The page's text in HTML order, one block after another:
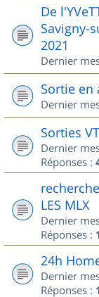
De
Savigny-
2021
Dernier
Sortie en
Dernier
Sorties
Dernier
Réponses :
LES MLX
Dernier
Réponses :
24h
Dernier
Réponses :